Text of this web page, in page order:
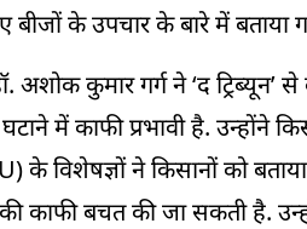
के उपचार के बारे में बताया
अशोक कुमार गर्ग ने ‘द ट्रिब्यून’
में काफी प्रभावी है. उन्होंने
विशेषज्ञों ने किसानों को बताया
काफी बचत की जा सकती है.